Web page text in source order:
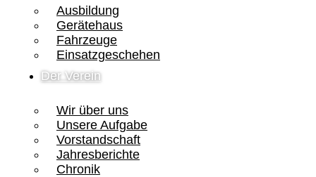
Ausbildung
Gerätehaus
Fahrzeuge
Einsatzgeschehen
Der Verein
Wir über uns
Unsere Aufgabe
Vorstandschaft
Jahresberichte
Chronik